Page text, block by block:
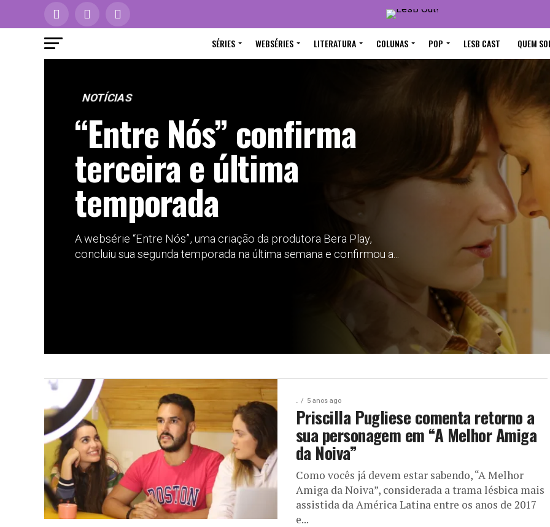
SÉRIES WEBSÉRIES LITERATURA COLUNAS POP LESB CAST QUEM
NOTÍCIAS
“Entre Nós” confirma
terceira e última
temporada
A websérie “Entre Nós”, uma criação da produtora Bera Play,
concluiu sua segunda temporada na última semana e confirmou a...
. 5 anos ago
Priscilla Pugliese comenta retorno a
sua personagem em “A Melhor Amiga
da Noiva”
Como vocês já devem estar sabendo, “A Melhor
Amiga da Noiva”, considerada a trama lésbica mais
assistida da América Latina entre os anos de 2017
e...